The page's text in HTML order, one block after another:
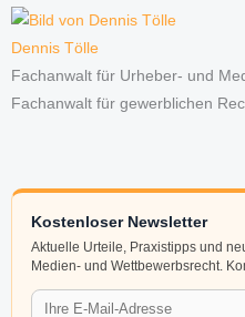
Dennis Tölle
Fachanwalt für Urheber- und
Fachanwalt für gewerblichen
Kostenloser Newsletter
Aktuelle Urteile, Praxistipps und
Medien- und Wettbewerbsrecht.